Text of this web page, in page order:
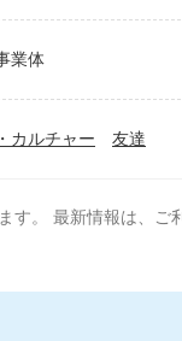
業体
カルチャー 友達
。 最新情報は、ご